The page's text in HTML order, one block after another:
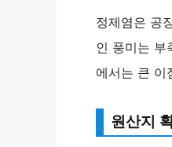
정제염은 공
인 풍미는 부
에서는 큰 이
원산지